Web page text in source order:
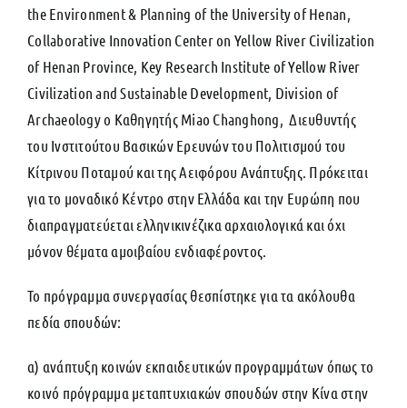
the Environment & Planning of the University of Henan,
Collaborative Innovation Center on Yellow River Civilization
of Henan Province, Key Research Institute of Yellow River
Civilization and Sustainable Development, Division of
Archaeology ο Καθηγητής Miao Changhong, Διευθυντής
του Ινστιτούτου Βασικών Ερευνών του Πολιτισμού του
Κίτρινου Ποταμού και της Αειφόρου Ανάπτυξης. Πρόκειται
για το μοναδικό Κέντρο στην Ελλάδα και την Ευρώπη που
διαπραγματεύεται ελληνικινέζικα αρχαιολογικά και όχι
μόνον θέματα αμοιβαίου ενδιαφέροντος.
Το πρόγραμμα συνεργασίας θεσπίστηκε για τα ακόλουθα
πεδία σπουδών:
α) ανάπτυξη κοινών εκπαιδευτικών προγραμμάτων όπως το
κοινό πρόγραμμα μεταπτυχιακών σπουδών στην Κίνα στην